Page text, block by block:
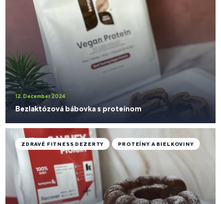
12. December 2024
Bezlaktózová bábovka s proteínom
ZDRAVÉ FITNESS DEZERTY PROTEÍNY A BIELKOVINY